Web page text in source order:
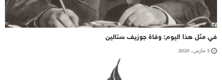
في مثل هذا اليوم: وفاة جوزيف ستالين
5 مارس، 2020